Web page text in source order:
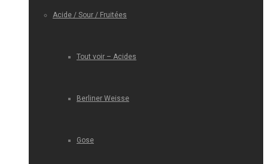
Acide / Sour / Fruitées
Tout voir – Acides
Berliner Weisse
Gose